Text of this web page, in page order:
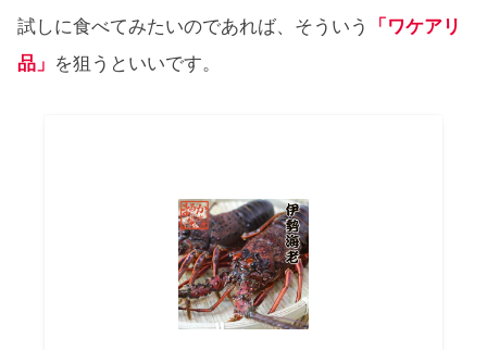
試しに食べてみたいのであれば、そういう
「ワケアリ
品」 を狙うといいです。